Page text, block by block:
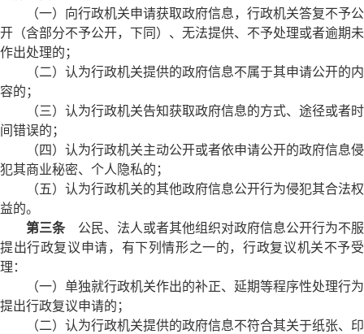
（一）向行政机关申请获取政府信息，行政机关答复不予公
开（含部分不予公开，下同）、无法提供、不予处理或者逾期未
作出处理的；
（二）认为行政机关提供的政府信息不属于其申请公开的内
容的；
（三）认为行政机关告知获取政府信息的方式、途径或者时
间错误的；
（四）认为行政机关主动公开或者依申请公开的政府信息侵
犯其商业秘密、个人隐私的；
（五）认为行政机关的其他政府信息公开行为侵犯其合法权
益的。
第三条公民、法人或者其他组织对政府信息公开行为不服
提出行政复议申请，有下列情形之一的，行政复议机关不予受
理：
（一）单独就行政机关作出的补正、延期等程序性处理行为
提出行政复议申请的；
（二）认为行政机关提供的政府信息不符合其关于纸张、印